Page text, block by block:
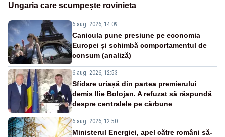
Ungaria care scumpește rovinieta
6 aug. 2026, 14:09
Canicula pune presiune pe economia
Europei și schimbă comportamentul de
consum (analiză)
6 aug. 2026, 12:53
Sfidare uriașă din partea premierului
demis Ilie Bolojan. A refuzat să răspundă
despre centralele pe cărbune
6 aug. 2026, 12:50
Ministerul Energiei, apel către români să-